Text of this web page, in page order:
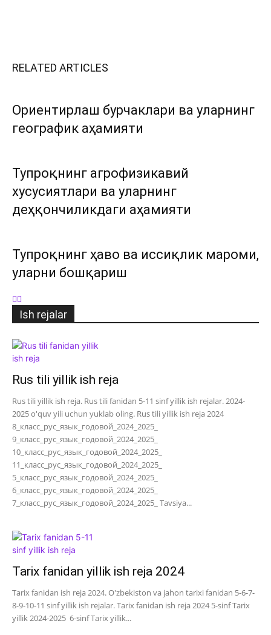
RELATED ARTICLES
Ориентирлаш бурчаклари ва уларнинг
географик аҳамияти
Тупроқнинг агрофизикавий
хусусиятлари ва уларнинг
деҳқончиликдаги аҳамияти
Тупроқнинг ҳаво ва иссиқлик мароми,
уларни бошқариш
Ish rejalar
Rus tili yillik ish reja
Rus tili yillik ish reja. Rus tili fanidan 5-11 sinf yillik ish rejalar. 2024-
2025 o'quv yili uchun yuklab oling. Rus tili yillik ish reja 2024
8_класс_рус_язык_годовой_2024_2025_
9_класс_рус_язык_годовой_2024_2025_
10_класс_рус_язык_годовой_2024_2025_
11_класс_рус_язык_годовой_2024_2025_
5_класс_рус_язык_годовой_2024_2025_
6_класс_рус_язык_годовой_2024_2025_
7_класс_рус_язык_годовой_2024_2025_ Tavsiya...
Tarix fanidan yillik ish reja 2024
Tarix fanidan ish reja 2024. O'zbekiston va jahon tarixi fanidan 5-6-7-
8-9-10-11 sinf yillik ish rejalar. Tarix fanidan ish reja 2024 5-sinf Tarix
yillik 2024-2025 6-sinf Tarix yillik...